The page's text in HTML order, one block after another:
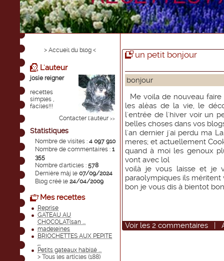
> Accueil du blog <
L'auteur
josie reigner
recettes
simples ,
faciles!!!
Contacter l'auteur >>
Statistiques
Nombre de visites : 4 097 910
Nombre de commentaires : 1
355
Nombre d'articles : 578
Dernière màj le 07/09/2024
Blog créé le 24/04/2009
Mes recettes
Reprise
GATEAU AU
CHOCOLAT(san ...
madeleines
BRIOCHETTES AUX PEPITE
...
Petits gateaux habillé ...
> Tous les articles (188)
un petit bonjour
bonjour
Me voila de nouveau
les alèas de la vie, le
l'entrée de l'hiver voir un
belles choses dans vos
l'an dernier j'ai perdu ma
meres; et actuellement
quand à moi les genoux
vont avec lol
voilà je vous laisse et je
paraolympiques ils
bon je vous dis à bientot
Voir les 2 commentaires |